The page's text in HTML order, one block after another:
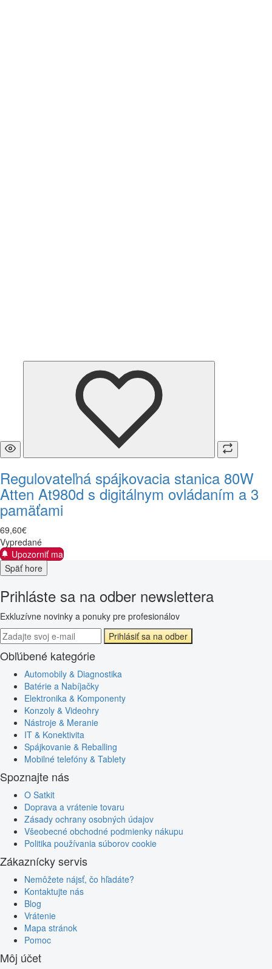
Regulovateľná spájkovacia stanica 80W
Atten At980d s digitálnym ovládaním a 3
pamäťami
69,60€
Vypredané
Upozorniť ma
Späť hore
Prihláste sa na odber newslettera
Exkluzívne novinky a ponuky pre profesionálov
Prihlásiť sa na odber
Obľúbené kategórie
Automobily & Diagnostika
Batérie a Nabíjačky
Elektronika & Komponenty
Konzoly & Videohry
Nástroje & Meranie
IT & Konektivita
Spájkovanie & Reballing
Mobilné telefóny & Tablety
Spoznajte nás
O Satkit
Doprava a vrátenie tovaru
Zásady ochrany osobných údajov
Všeobecné obchodné podmienky nákupu
Politika používania súborov cookie
Zákaznícky servis
Nemôžete nájsť, čo hľadáte?
Kontaktujte nás
Blog
Vrátenie
Mapa stránok
Pomoc
Môj účet